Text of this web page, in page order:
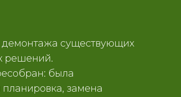
демонтажа существующих
решений.
была
замена